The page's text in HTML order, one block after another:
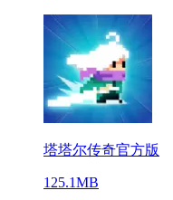
塔塔尔传奇官方版
125.1MB